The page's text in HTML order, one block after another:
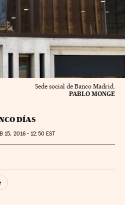
Sede social de Banco Madrid.
PABLO MONGE
DÍAS
15, 2016 - 12:50EST
Sociales